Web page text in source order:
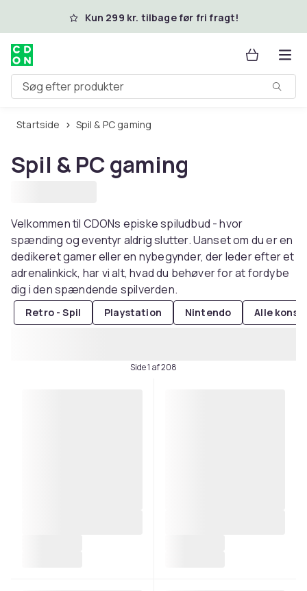
Spring til hovedindhold
Kun 299 kr. tilbage før fri fragt!
Søg efter produkter
Startside Spil & PC gaming
Spil & PC gaming
Velkommen til CDONs episke spiludbud - hvor
spænding og eventyr aldrig slutter. Uanset om du er en
dedikeret gamer eller en nybegynder, der leder efter et
adrenalinkick, har vi alt, hvad du behøver for at fordybe
dig i den spændende spilverden.
Retro - Spil Playstation Nintendo Alle
Side 1 af 208